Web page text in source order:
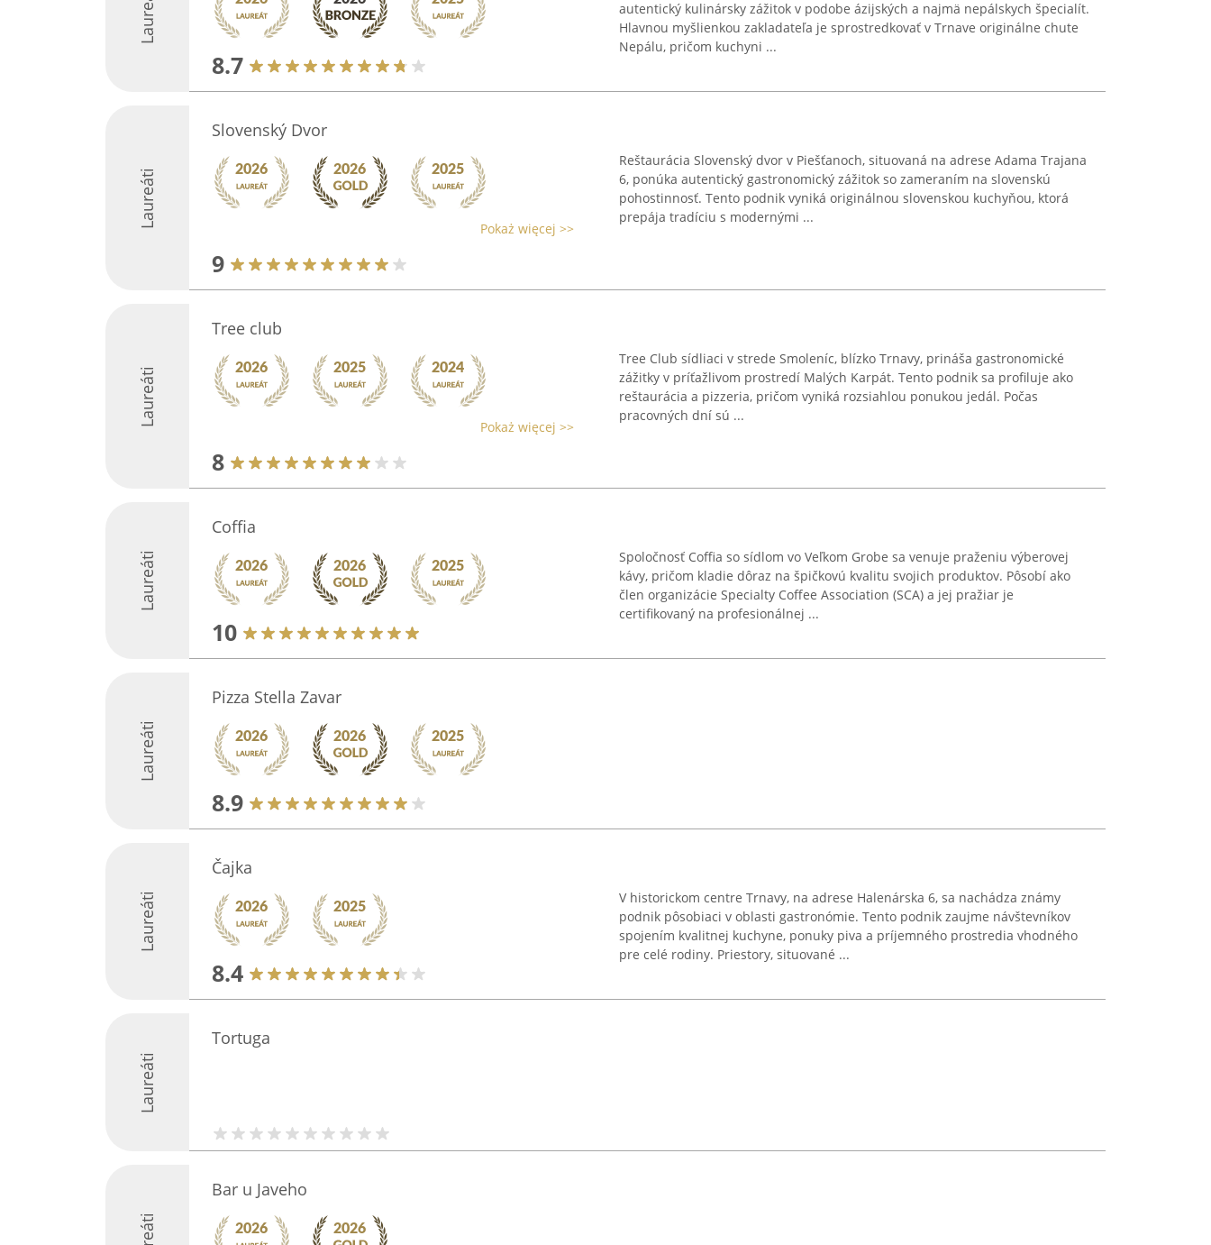
Laureáti
8.7
autentický kulinársky zážitok v podobe ázijských a najmä nepálskych špecialít.
Hlavnou myšlienkou zakladateľa je sprostredkovať v Trnave originálne chute
Nepálu, pričom kuchyni ...
Laureáti
Slovenský Dvor
Pokaż więcej >>
9
Reštaurácia Slovenský dvor v Piešťanoch, situovaná na adrese Adama Trajana
6, ponúka autentický gastronomický zážitok so zameraním na slovenskú
pohostinnosť. Tento podnik vyniká originálnou slovenskou kuchyňou, ktorá
prepája tradíciu s modernými ...
Laureáti
Tree club
Pokaż więcej >>
8
Tree Club sídliaci v strede Smoleníc, blízko Trnavy, prináša gastronomické
zážitky v príťažlivom prostredí Malých Karpát. Tento podnik sa profiluje ako
reštaurácia a pizzeria, pričom vyniká rozsiahlou ponukou jedál. Počas
pracovných dní sú ...
Laureáti
Coffia
10
Spoločnosť Coffia so sídlom vo Veľkom Grobe sa venuje praženiu výberovej
kávy, pričom kladie dôraz na špičkovú kvalitu svojich produktov. Pôsobí ako
člen organizácie Specialty Coffee Association (SCA) a jej pražiar je
certifikovaný na profesionálnej ...
Laureáti
Pizza Stella Zavar
8.9
Laureáti
Čajka
8.4
V historickom centre Trnavy, na adrese Halenárska 6, sa nachádza známy
podnik pôsobiaci v oblasti gastronómie. Tento podnik zaujme návštevníkov
spojením kvalitnej kuchyne, ponuky piva a príjemného prostredia vhodného
pre celé rodiny. Priestory, situované ...
Laureáti
Tortuga
Bar u Javeho